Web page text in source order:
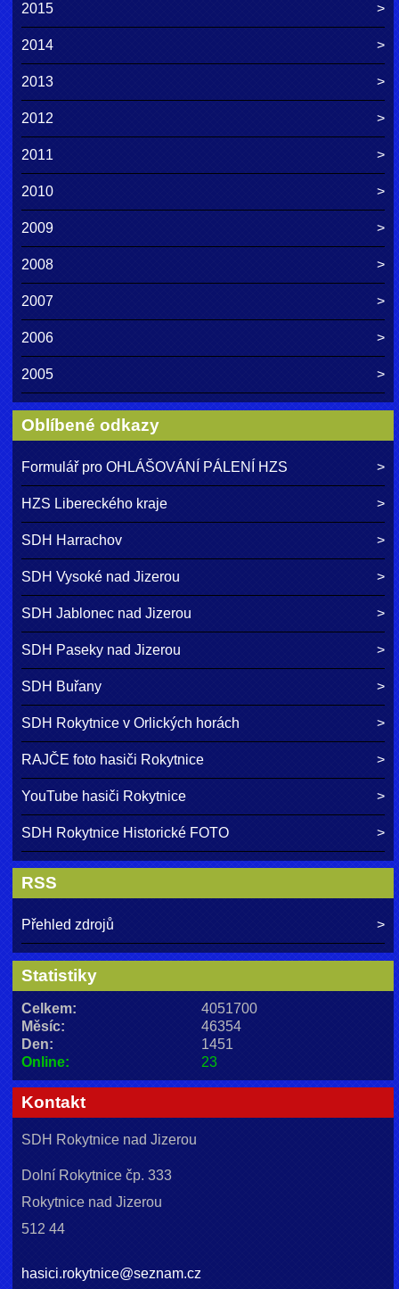
2015
2014
2013
2012
2011
2010
2009
2008
2007
2006
2005
Oblíbené odkazy
Formulář pro OHLÁŠOVÁNÍ PÁLENÍ HZS
HZS Libereckého kraje
SDH Harrachov
SDH Vysoké nad Jizerou
SDH Jablonec nad Jizerou
SDH Paseky nad Jizerou
SDH Buřany
SDH Rokytnice v Orlických horách
RAJČE foto hasiči Rokytnice
YouTube hasiči Rokytnice
SDH Rokytnice Historické FOTO
RSS
Přehled zdrojů
Statistiky
Online: 23
Celkem:
4051700
Měsíc:
46354
Den:
1451
Kontakt
SDH Rokytnice nad Jizerou
Dolní Rokytnice čp. 333
Rokytnice nad Jizerou
512 44
hasici.rokytnice@seznam.cz